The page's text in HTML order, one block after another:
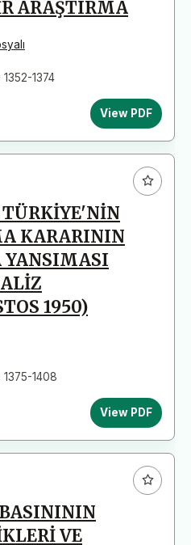
ARAŞTIRMA
1352-1374
View PDF
TÜRKİYE'NİN
KARARININ
YANSIMASI
1950)
1375-1408
View PDF
VE